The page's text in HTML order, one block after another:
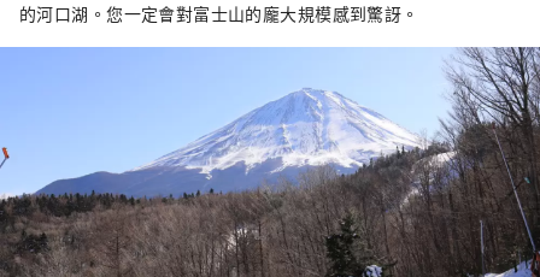
的河口湖。您一定會對富士山的龐大規模感到驚訝。